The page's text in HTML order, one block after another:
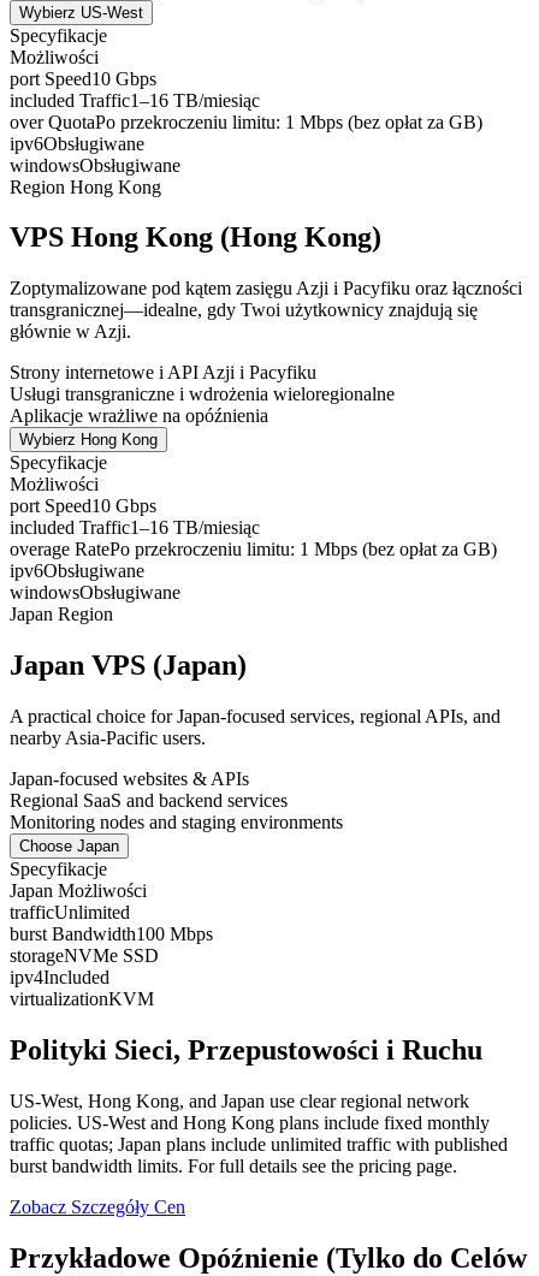
Wybierz US-West
Specyfikacje
Możliwości
port Speed10 Gbps
included Traffic1–16 TB/miesiąc
over QuotaPo przekroczeniu limitu: 1 Mbps (bez opłat za GB)
ipv6Obsługiwane
windowsObsługiwane
Region Hong Kong
VPS Hong Kong (Hong Kong)
Zoptymalizowane pod kątem zasięgu Azji i Pacyfiku oraz łączności
transgranicznej—idealne, gdy Twoi użytkownicy znajdują się
głównie w Azji.
Strony internetowe i API Azji i Pacyfiku
Usługi transgraniczne i wdrożenia wieloregionalne
Aplikacje wrażliwe na opóźnienia
Wybierz Hong Kong
Specyfikacje
Możliwości
port Speed10 Gbps
included Traffic1–16 TB/miesiąc
overage RatePo przekroczeniu limitu: 1 Mbps (bez opłat za GB)
ipv6Obsługiwane
windowsObsługiwane
Japan Region
Japan VPS (Japan)
A practical choice for Japan-focused services, regional APIs, and
nearby Asia-Pacific users.
Japan-focused websites & APIs
Regional SaaS and backend services
Monitoring nodes and staging environments
Choose Japan
Specyfikacje
Japan Możliwości
trafficUnlimited
burst Bandwidth100 Mbps
storageNVMe SSD
ipv4Included
virtualizationKVM
Polityki Sieci, Przepustowości i Ruchu
US-West, Hong Kong, and Japan use clear regional network
policies. US-West and Hong Kong plans include fixed monthly
traffic quotas; Japan plans include unlimited traffic with published
burst bandwidth limits. For full details see the pricing page.
Zobacz Szczegóły Cen
Przykładowe Opóźnienie (Tylko do Celów